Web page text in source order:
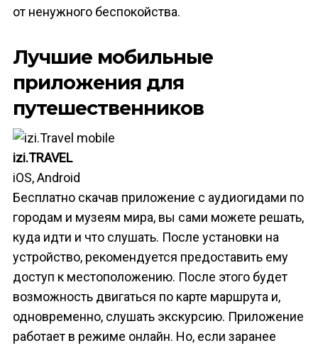
от ненужного беспокойства.
Лучшие мобильные
приложения для
путешественников
izi.TRAVEL
iOS, Android
Бесплатно скачав приложение с аудиогидами по
городам и музеям мира, вы сами можете решать,
куда идти и что слушать. После установки на
устройство, рекомендуется предоставить ему
доступ к местоположению. После этого будет
возможность двигаться по карте маршрута и,
одновременно, слушать экскурсию. Приложение
работает в режиме онлайн. Но, если заранее